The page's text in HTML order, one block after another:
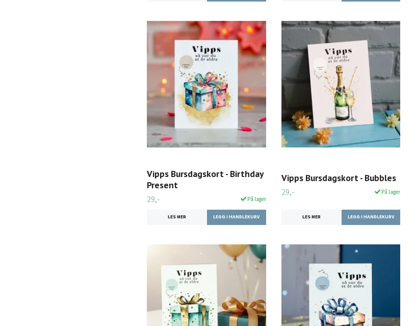
Vipps Bursdagskort - Birthday
Present
29,- På lager
LES MER
Vipps Bursdagskort - Bubbles
29,- På lager
LES MER